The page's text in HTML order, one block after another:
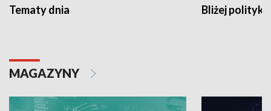
Tematy dnia Bliżej polityki
MAGAZYNY